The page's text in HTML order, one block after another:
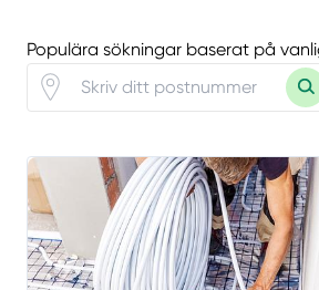
Populära sökningar baserat på